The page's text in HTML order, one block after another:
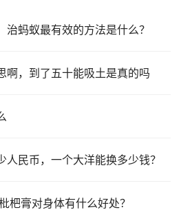
蚂蚁最有效的方法是什么？
啊，到了五十能吸土是真的吗
民币，一个大洋能换多少钱？
杷膏对身体有什么好处？